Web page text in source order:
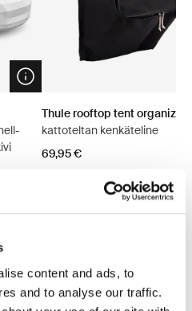
content and ads, to
and to analyse our traffic.
Open info modal
Thule rooftop tent organizer
kattoteltan kenkäteline
69,95 €